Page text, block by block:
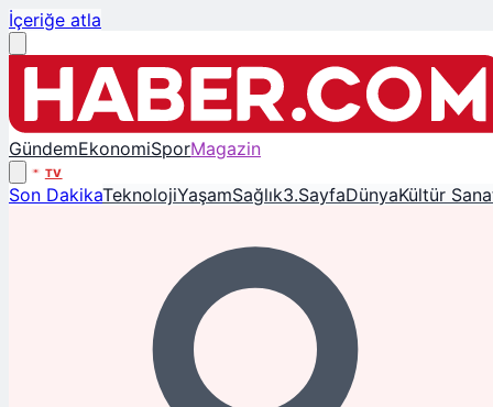
İçeriğe atla
GündemEkonomiSporMagazin
TV
Son DakikaTeknolojiYaşamSağlık3.SayfaDünyaKültür